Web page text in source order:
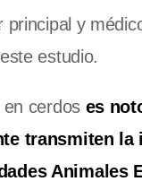
principal y
estudio.
en cerdos es
transmiten la
Animales